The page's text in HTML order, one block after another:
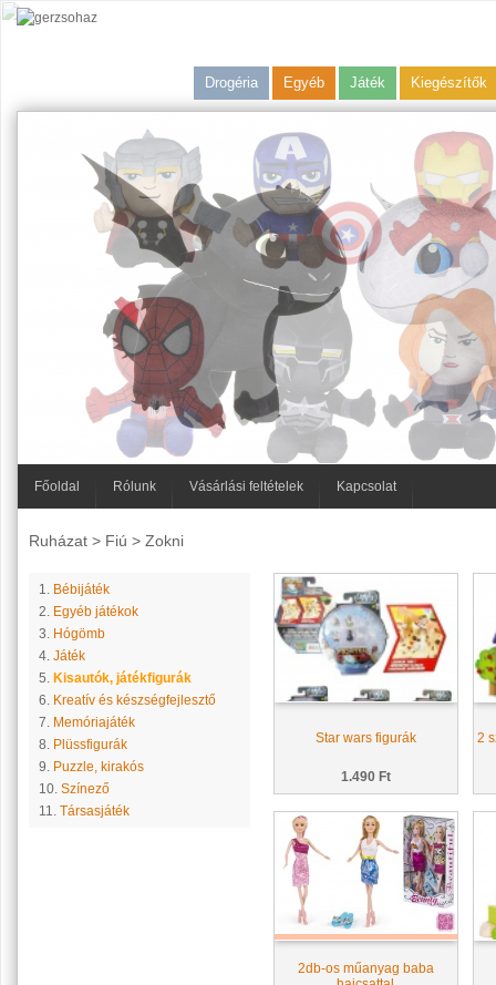
Drogéria Egyéb Játék Kiegészítők
Főoldal Rólunk Vásárlási feltételek Kapcsolat
Ruházat> Fiú > Zokni
1. Bébijáték
2. Egyéb játékok
3. Hógömb
4. Játék
5. Kisautók, játékfigurák
6. Kreatív és készségfejlesztő
7. Memóriajáték
8. Plüssfigurák
9. Puzzle, kirakós
10. Színező
11. Társasjáték
Star wars figurák
1.490 Ft
2
2db-os műanyag baba